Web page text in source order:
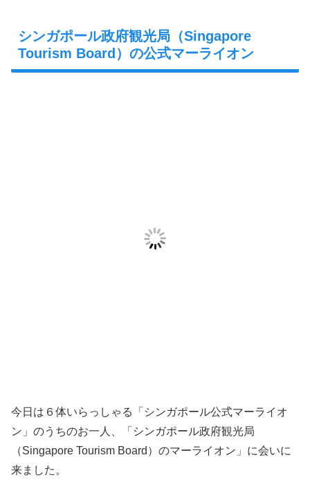
シンガポール政府観光局（Singapore
Tourism Board）の公式マーライオン
今日は６体いらっしゃる「シンガポール公式マーライオ
ン」のうちのお一人、「シンガポール政府観光局
（Singapore Tourism Board）のマーライオン」に会いに
来ました。